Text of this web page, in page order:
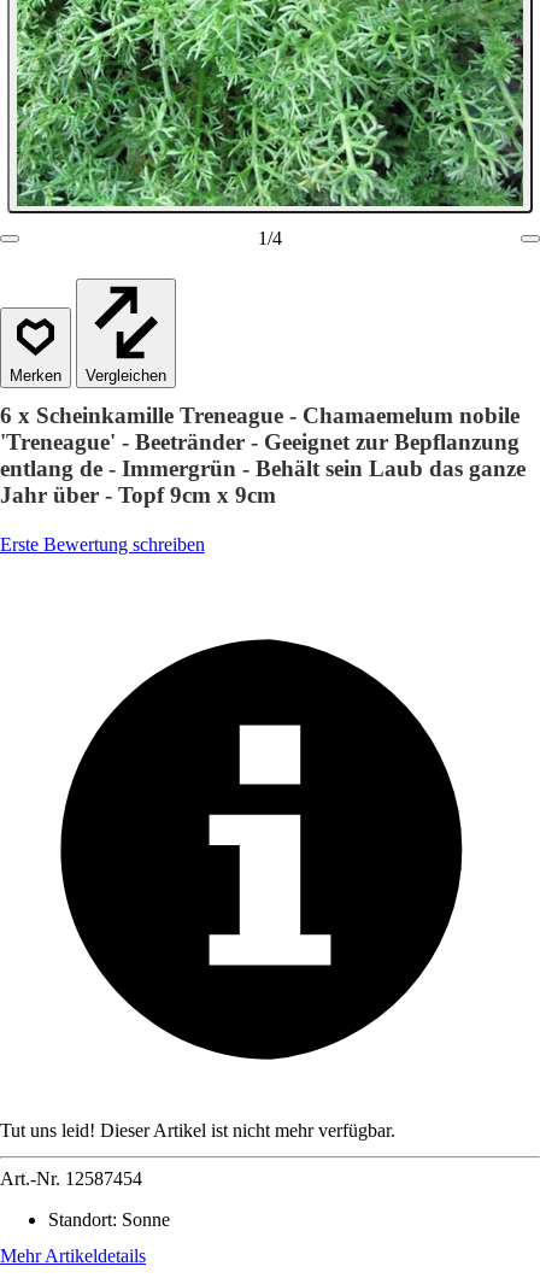
1/4
Vergleichen
6 x Scheinkamille Treneague - Chamaemelum nobile
'Treneague' - Beetränder - Geeignet zur Bepflanzung
entlang de - Immergrün - Behält sein Laub das ganze
Jahr über - Topf 9cm x 9cm
Erste Bewertung schreiben
Tut uns leid! Dieser Artikel ist nicht mehr verfügbar.
Art.-Nr. 12587454
Standort: Sonne
Mehr Artikeldetails